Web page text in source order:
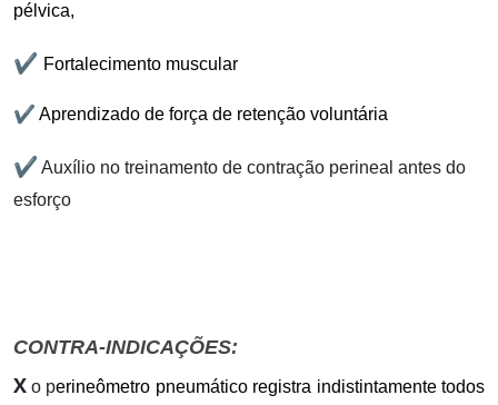
pélvica,
✔ Fortalecimento muscular
✔ Aprendizado de força de retenção voluntária
✔ Auxílio no treinamento de contração perineal antes do
esforço
CONTRA-INDICAÇÕES:
X o perineômetro pneumático registra indistintamente todos